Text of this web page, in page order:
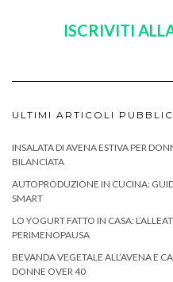
ISCRIVITI
ULTIMI ARTICOLI
INSALATA DI AVENA ESTIVA PER
BILANCIATA
AUTOPRODUZIONE IN CUCINA:
SMART
LO YOGURT FATTO IN CASA:
PERIMENOPAUSA
BEVANDA VEGETALE ALL’AVENA E
DONNE OVER 40